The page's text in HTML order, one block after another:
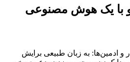
با یک هوش مصنوعی
ادمین‌ها: به زبان طبیعی برایش